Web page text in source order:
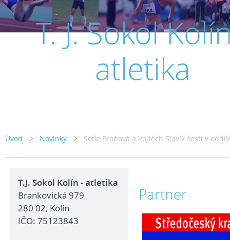
T. J. Sokol
atletika
Úvod Novinky Sofie Proňová a Vojtěch Slavík šestí v
T.J. Sokol Kolín - atletika
Brankovická 979
280 02, Kolín
IČO: 75123843
Partner